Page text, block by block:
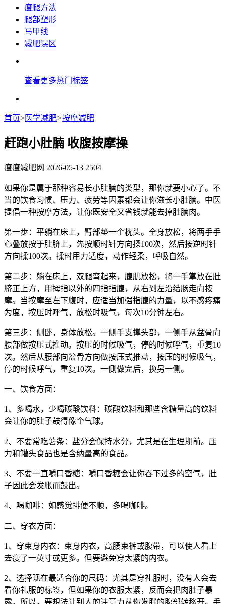
瘦腿方法
腿部塑形
马甲线
减肥误区
查看更多热门标签
首页>医学减肥>按摩减肥
赶跑小肚腩 收腹按摩操
瘦瘦减肥网 2026-05-13 2504
如果你是属于那种容易长小肚腩的类型，那你就要小心了。不
当的饮食习惯、压力、疲劳等因素都会让你滋长小肚腩。中医
提倡一种按摩方法，让你既安全又省钱就能去掉肚腩肉。
第一步：平躺在床上，臂部垫一个枕头。全身放松，将两手手
心叠放按于肚脐上，先按顺时针方向揉100次，然后按逆时针
方向揉100次。揉时用力适度，动作轻柔，呼吸自然。
第二步：躺在床上，双腿弯起来，腹肌放松，将一手掌放在肚
脐正上方，用拇指以外的四指指腹，从右到左沿结肠走向按
摩。当按摩至左下腹时，应适当加强指腹的力量，以不感疼痛
为度，按压时呼气，放松时吸气，每次10分钟左右。
第三步：侧卧，身体放松。一侧手支撑头部，一侧手从盆骨向
腰部做按压式推动。按压的时候吸气，停的时候呼气，重复10
次。然后从腰部向盆骨方向做按压式推动，按压的时候吸气，
停的时候呼气，重复10次。一侧做完后，换另一侧。
一、饮食方面：
1、多喝水，少喝碳酸饮料：碳酸饮料和那些含糖量高的饮料
会让你的肚子鼓得像个气球。
2、不要常吃薯条：盐分会保持水分，尤其是在生理期前。压
力和罐头食品也是含纳量高的食品。
3、不要一直嚼口香糖：嚼口香糖会让你吞下过多的空气，肚
子因此会发胀而鼓出。
4、喝咖啡：如感觉排便不顺，多喝咖啡。
二、穿衣方面：
1、穿束身内衣：束身内衣，高腰束裤或腹带，可以使人看上
去瘦了一英寸或更多。但要避免穿太紧的内衣。
2、选择现在最适合你的尺码：尤其是穿礼服时，没有人会去
看你礼服的标签，但如果你的衣服太紧，反而会把肉肚子暴
露。所以，要想法让别人的注意力从你发胖的腹部转移开。手